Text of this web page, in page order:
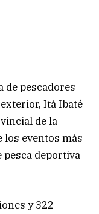
pescadores
Itá Ibaté
de la
los eventos más
deportiva
y 322